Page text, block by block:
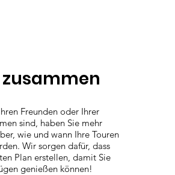
zusammen
Freunden oder Ihrer
sind, haben Sie mehr
wie und wann Ihre Touren
Wir sorgen dafür, dass
Plan erstellen, damit Sie
genießen können!